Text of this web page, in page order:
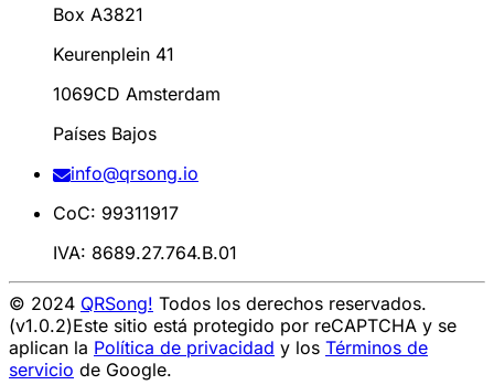
Box A3821
Keurenplein 41
1069CD Amsterdam
Países Bajos
info@qrsong.io
CoC: 99311917
IVA: 8689.27.764.B.01
© 2024 QRSong! Todos los derechos reservados.
(v1.0.2)Este sitio está protegido por reCAPTCHA y se
aplican la Política de privacidad y los Términos de
servicio de Google.